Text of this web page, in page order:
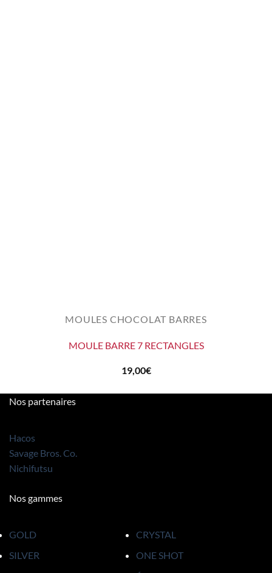
MOULES CHOCOLAT BARRES
MOULE BARRE 7 RECTANGLES
19,00€
Nos partenaires
Hacos
Savage Bros. Co.
Nichifutsu
Nos gammes
GOLD
CRYSTAL
SILVER
ONE SHOT